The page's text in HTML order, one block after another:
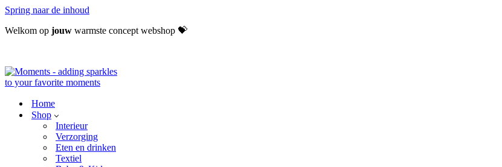
Spring naar de inhoud
Welkom op jouw warmste concept webshop 💝
Home
Shop
Interieur
Verzorging
Eten en drinken
Textiel